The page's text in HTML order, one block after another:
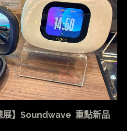
展】Soundwave 重點新品